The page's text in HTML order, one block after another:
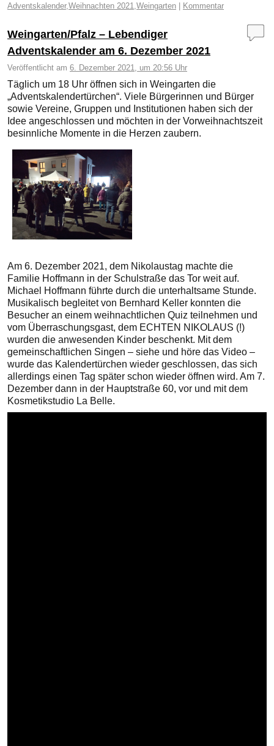
Adventskalender,Weihnachten 2021,Weingarten Kommentar
Weingarten/Pfalz – Lebendiger
Adventskalender am 6. Dezember 2021
Veröffentlicht am 6. Dezember 2021, um 20:56 Uhr
Täglich um 18 Uhr öffnen sich in Weingarten die
„Adventskalendertürchen“. Viele Bürgerinnen und Bürger
sowie Vereine, Gruppen und Institutionen haben sich der
Idee angeschlossen und möchten in der Vorweihnachtszeit
besinnliche Momente in die Herzen zaubern.
Am 6. Dezember 2021, dem Nikolaustag machte die
Familie Hoffmann in der Schulstraße das Tor weit auf.
Michael Hoffmann führte durch die unterhaltsame Stunde.
Musikalisch begleitet von Bernhard Keller konnten die
Besucher an einem weihnachtlichen Quiz teilnehmen und
vom Überraschungsgast, dem ECHTEN NIKOLAUS (!)
wurden die anwesenden Kinder beschenkt. Mit dem
gemeinschaftlichen Singen – siehe und höre das Video –
wurde das Kalendertürchen wieder geschlossen, das sich
allerdings einen Tag später schon wieder öffnen wird. Am 7.
Dezember dann in der Hauptstraße 60, vor und mit dem
Kosmetikstudio La Belle.